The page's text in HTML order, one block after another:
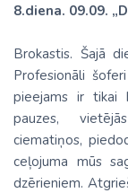
8.diena. 09.09.
Brokastis. Šajā
Profesionāli
pieejams ir tikai
pauzes,
ciematiņos,
ceļojuma mūs
dzērieniem.